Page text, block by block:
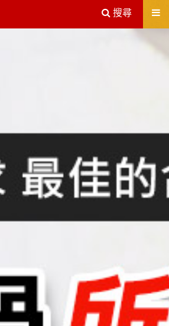
貸疑慮，完全了解、滿意再貸！
送出
搜尋